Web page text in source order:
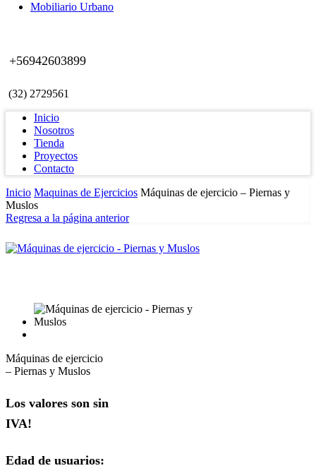
Mobiliario Urbano
+56942603899
(32) 2729561
Inicio
Nosotros
Tienda
Proyectos
Contacto
Inicio Maquinas de Ejercicios Máquinas de ejercicio – Piernas y
Muslos
Regresa a la página anterior
Máquinas de ejercicio
– Piernas y Muslos
Los valores son sin
IVA!
Edad de usuarios: